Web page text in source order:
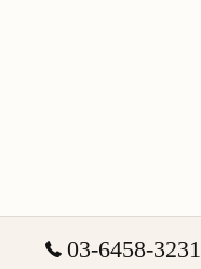
03-6458-3231